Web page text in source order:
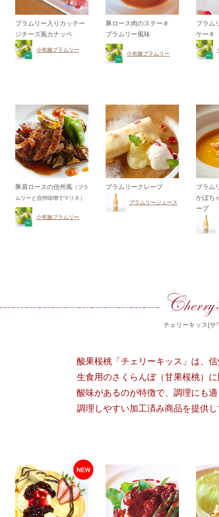
ブラムリー入りカッテー
ジチーズ風カナッペ
小布施ブラムリー
豚ロース肉のステーキ
ブラムリー風味
小布施ブラムリー
ブラム
ケーキ
豚肩ロースの信州風 （ブラ
ムリーと信州味噌でマリネ）
小布施ブラムリー
ブラムリークレープ
ブラムリージュース
ブラム
かぼち
ープ
チェリーキッス(サ
酸果桜桃「チェリーキッス」は、
生食用のさくらんぼ（甘果桜桃）
酸味があるのが特徴で、調理にも
調理しやすい加工済み商品を提供